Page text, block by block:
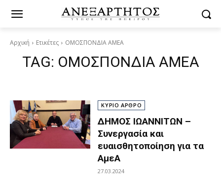
Αρχική Ετικέτες ΟΜΟΣΠΟΝΔΙΑ ΑΜΕΑ
TAG: ΟΜΟΣΠΟΝΔΙΑ ΑΜΕΑ
ΚΥΡΙΟ ΑΡΘΡΟ
ΔΗΜΟΣ ΙΩΑΝΝΙΤΩΝ –
Συνεργασία και
ευαισθητοποίηση για τα
ΑμεΑ
27.03.2024